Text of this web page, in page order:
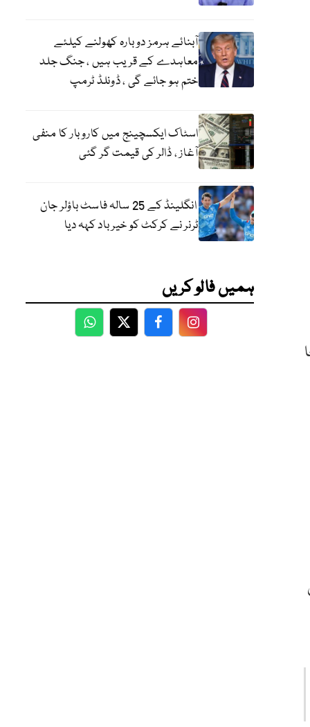
آبنائے ہرمز دوبارہ کھولنے کیلئے
معاہدے کے قریب ہیں ، جنگ جلد
ختم ہو جائے گی ، ڈونلڈ ٹرمپ
اسٹاک ایکسچینج میں کاروبار کا منفی
آغاز ، ڈالر کی قیمت گر گئی
انگلینڈ کے 25 سالہ فاسٹ باؤلر جان
ٹرنر نے کرکٹ کو خیر باد کہہ دیا
ہمیں فالو کریں
WhatsApp
TwitterFacebookFacebook